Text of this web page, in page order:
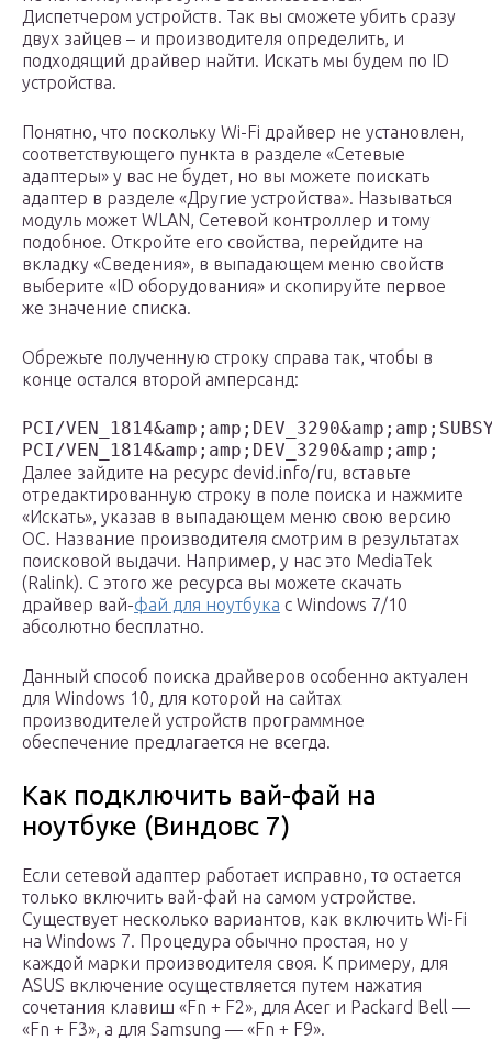
Диспетчером устройств. Так вы сможете убить сразу
двух зайцев – и производителя определить, и
подходящий драйвер найти. Искать мы будем по ID
устройства.
Понятно, что поскольку Wi-Fi драйвер не установлен,
соответствующего пункта в разделе «Сетевые
адаптеры» у вас не будет, но вы можете поискать
адаптер в разделе «Другие устройства». Называться
модуль может WLAN, Сетевой контроллер и тому
подобное. Откройте его свойства, перейдите на
вкладку «Сведения», в выпадающем меню свойств
выберите «ID оборудования» и скопируйте первое
же значение списка.
Обрежьте полученную строку справа так, чтобы в
конце остался второй амперсанд:
PCI/
PCI/VEN_1814&amp;amp;DEV_3290&amp;amp;
Далее зайдите на ресурс devid.info/ru, вставьте
отредактированную строку в поле поиска и нажмите
«Искать», указав в выпадающем меню свою версию
ОС. Название производителя смотрим в результатах
поисковой выдачи. Например, у нас это MediaTek
(Ralink). С этого же ресурса вы можете скачать
драйвер вай-фай для ноутбука с Windows 7/10
абсолютно бесплатно.
Данный способ поиска драйверов особенно актуален
для Windows 10, для которой на сайтах
производителей устройств программное
обеспечение предлагается не всегда.
Как подключить вай-фай на
ноутбуке (Виндовс 7)
Если сетевой адаптер работает исправно, то остается
только включить вай-фай на самом устройстве.
Существует несколько вариантов, как включить Wi-Fi
на Windows 7. Процедура обычно простая, но у
каждой марки производителя своя. К примеру, для
ASUS включение осуществляется путем нажатия
сочетания клавиш «Fn + F2», для Acer и Packard Bell —
«Fn + F3», а для Samsung — «Fn + F9».